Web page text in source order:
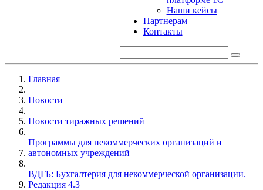
Наши кейсы
Партнерам
Контакты
Главная
Новости
Новости тиражных решений
Программы для некоммерческих организаций и
автономных учреждений
ВДГБ: Бухгалтерия для некоммерческой организации.
Редакция 4.3